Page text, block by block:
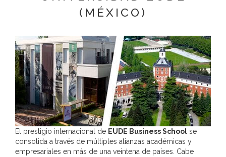
(MÉXICO)
El prestigio internacional de EUDE Business School se
consolida a través de múltiples alianzas académicas y
empresariales en más de una veintena de países. Cabe